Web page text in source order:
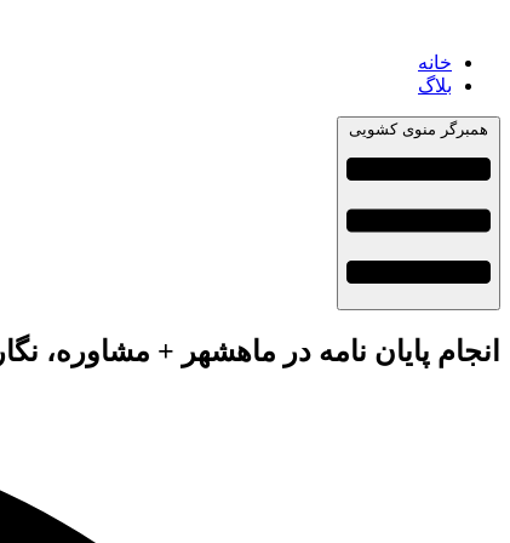
خانه
بلاگ
همبرگر منوی کشویی
انجام پایان نامه در ماهشهر + مشاوره،